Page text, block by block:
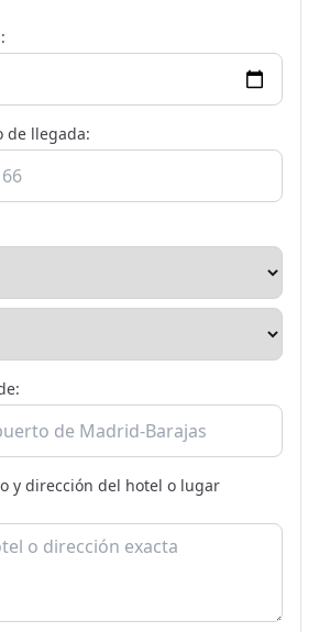
de llegada:
y dirección del hotel o lugar